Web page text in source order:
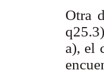
Otra
a), el